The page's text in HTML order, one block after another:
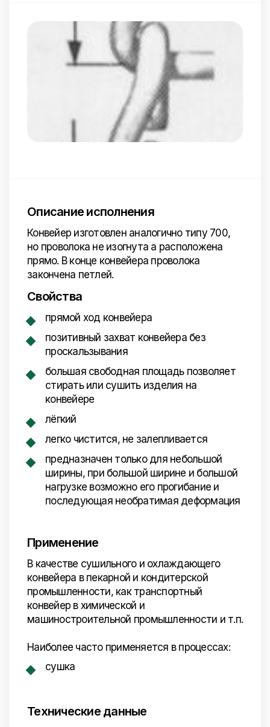
Описание исполнения
Конвейер изготовлен аналогично типу 700,
но проволока не изогнута а расположена
прямо. В конце конвейера проволока
закончена петлей.
Свойства
прямой ход конвейера
позитивный захват конвейера без
проскальзывания
большая свободная площадь позволяет
стирать или сушить изделия на
конвейере
лёгкий
легко чистится, не залепливается
предназначен только для небольшой
ширины, при большой ширине и большой
нагрузке возможно его прогибание и
последующая необратимая деформация
Применение
В качестве сушильного и охлаждающего
конвейера в пекарной и кондитерской
промышленности, как транспортный
конвейер в химической и
машиностроительной промышленности и т.п.
Наиболее часто применяется в процессах:
сушка
Технические данные